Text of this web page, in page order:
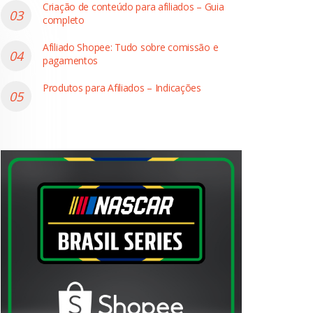
Criação de conteúdo para afiliados – Guia
completo
Afiliado Shopee: Tudo sobre comissão e
pagamentos
Produtos para Afiliados – Indicações